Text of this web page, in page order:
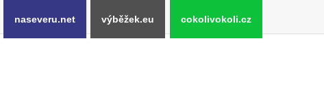
naseveru.net výběžek.eu cokolivokoli.cz